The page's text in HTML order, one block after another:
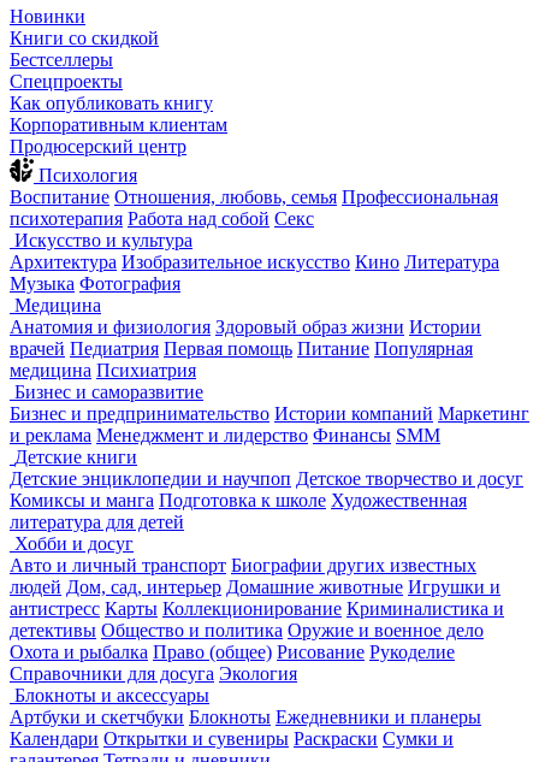
Новинки
Книги со скидкой
Бестселлеры
Спецпроекты
Как опубликовать книгу
Корпоративным клиентам
Продюсерский центр
Психология
Воспитание Отношения, любовь, семья Профессиональная
психотерапия Работа над собой Секс
Искусство и культура
Архитектура Изобразительное искусство Кино Литература
Музыка Фотография
Медицина
Анатомия и физиология Здоровый образ жизни Истории
врачей Педиатрия Первая помощь Питание Популярная
медицина Психиатрия
Бизнес и саморазвитие
Бизнес и предпринимательство Истории компаний Маркетинг
и реклама Менеджмент и лидерство Финансы SMM
Детские книги
Детские энциклопедии и научпоп Детское творчество и досуг
Комиксы и манга Подготовка к школе Художественная
литература для детей
Хобби и досуг
Авто и личный транспорт Биографии других известных
людей Дом, сад, интерьер Домашние животные Игрушки и
антистресс Карты Коллекционирование Криминалистика и
детективы Общество и политика Оружие и военное дело
Охота и рыбалка Право (общее) Рисование Рукоделие
Справочники для досуга Экология
Блокноты и аксессуары
Артбуки и скетчбуки Блокноты Ежедневники и планеры
Календари Открытки и сувениры Раскраски Сумки и